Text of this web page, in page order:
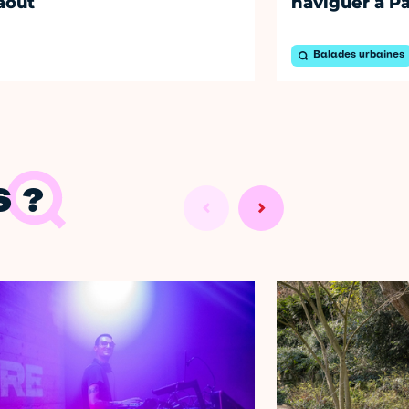
Balades urbaines
?